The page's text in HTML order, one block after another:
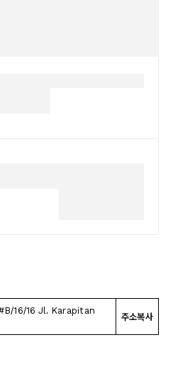
16/16 Jl. Karapitan
주소복사